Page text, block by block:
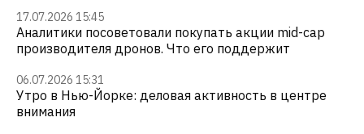
17.07.2026 15:45
Аналитики посоветовали покупать акции mid-cap
производителя дронов. Что его поддержит
06.07.2026 15:31
Утро в Нью-Йорке: деловая активность в центре
внимания